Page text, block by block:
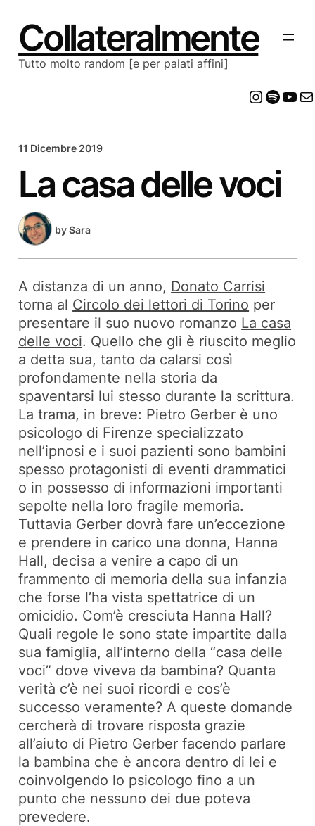
contenuto
Collateralmente
Tutto molto random [e per palati affini]
11 Dicembre 2019
La casa delle voci
by Sara
A distanza di un anno, Donato Carrisi
torna al Circolo dei lettori di Torino per
presentare il suo nuovo romanzo La casa
delle voci. Quello che gli è riuscito meglio
a detta sua, tanto da calarsi così
profondamente nella storia da
spaventarsi lui stesso durante la scrittura.
La trama, in breve: Pietro Gerber è uno
psicologo di Firenze specializzato
nell’ipnosi e i suoi pazienti sono bambini
spesso protagonisti di eventi drammatici
o in possesso di informazioni importanti
sepolte nella loro fragile memoria.
Tuttavia Gerber dovrà fare un’eccezione
e prendere in carico una donna, Hanna
Hall, decisa a venire a capo di un
frammento di memoria della sua infanzia
che forse l’ha vista spettatrice di un
omicidio. Com’è cresciuta Hanna Hall?
Quali regole le sono state impartite dalla
sua famiglia, all’interno della “casa delle
voci” dove viveva da bambina? Quanta
verità c’è nei suoi ricordi e cos’è
successo veramente? A queste domande
cercherà di trovare risposta grazie
all’aiuto di Pietro Gerber facendo parlare
la bambina che è ancora dentro di lei e
coinvolgendo lo psicologo fino a un
punto che nessuno dei due poteva
prevedere.